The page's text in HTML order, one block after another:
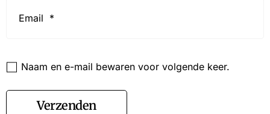
Naam en e-mail bewaren voor volgende keer.
Verzenden